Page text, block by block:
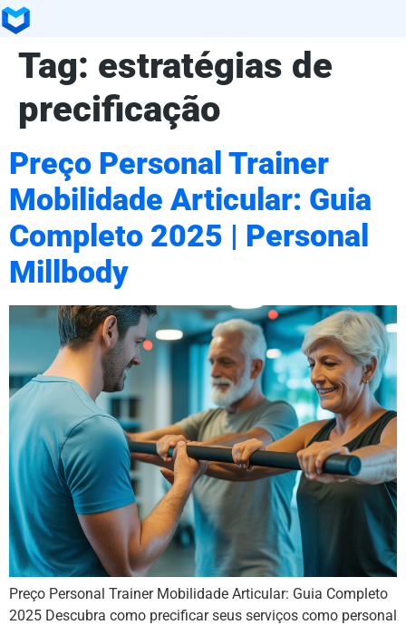
Tag: estratégias de
precificação
Preço Personal Trainer
Mobilidade Articular: Guia
Completo 2025 | Personal
Millbody
Preço Personal Trainer Mobilidade Articular: Guia Completo
2025 Descubra como precificar seus serviços como personal